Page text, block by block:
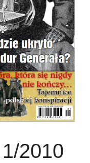
2010